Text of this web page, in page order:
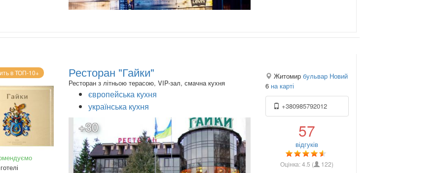
в ТОП-10+ Ресторан "Гайки"
Ресторан з літньою терасою, VIP-зал, смачна кухня
європейська кухня
українська кухня
+30
Житомир бульвар Новий
6 на карті
+380985792012
57
відгуків
Оцінка:4.5 ( 122)